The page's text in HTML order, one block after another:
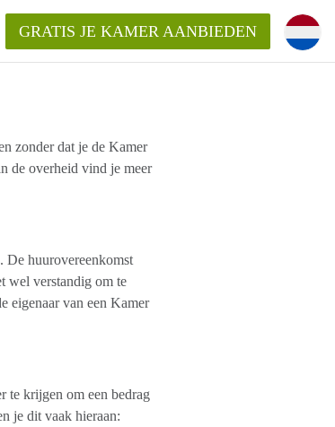
in Den Haag?
bemiddelingsvergoeding?
GRATIS JE KAMER AANBIEDEN
zonder dat je de Kamer
de overheid vind je meer
De huurovereenkomst
wel verstandig om te
eigenaar van een Kamer
te krijgen om een bedrag
je dit vaak hieraan: